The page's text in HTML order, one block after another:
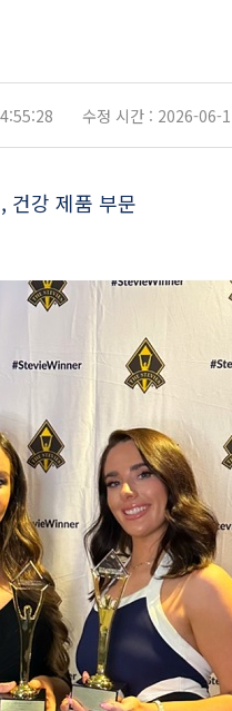
수정 시간 : 2026-06-
건강 제품 부문